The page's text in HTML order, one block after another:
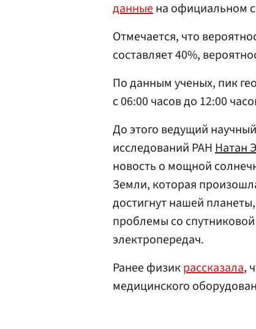
данныена официальном
Отмечается, что
составляет 40%,
По данным ученых, пик
с 06:00 часов до 12:00
До этого ведущий
исследований РАННатан
новость о мощной
Земли, которая
достигнут нашей
проблемы со
электропередач.
Ранее физикрассказала,
медицинского